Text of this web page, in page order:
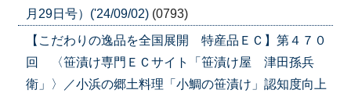
月29日号）('24/09/02) (0793)
【こだわりの逸品を全国展開 特産品ＥＣ】第４７０
回 〈笹漬け専門ＥＣサイト「笹漬け屋 津田孫兵
衛」〉／小浜の郷土料理「小鯛の笹漬け」認知度向上